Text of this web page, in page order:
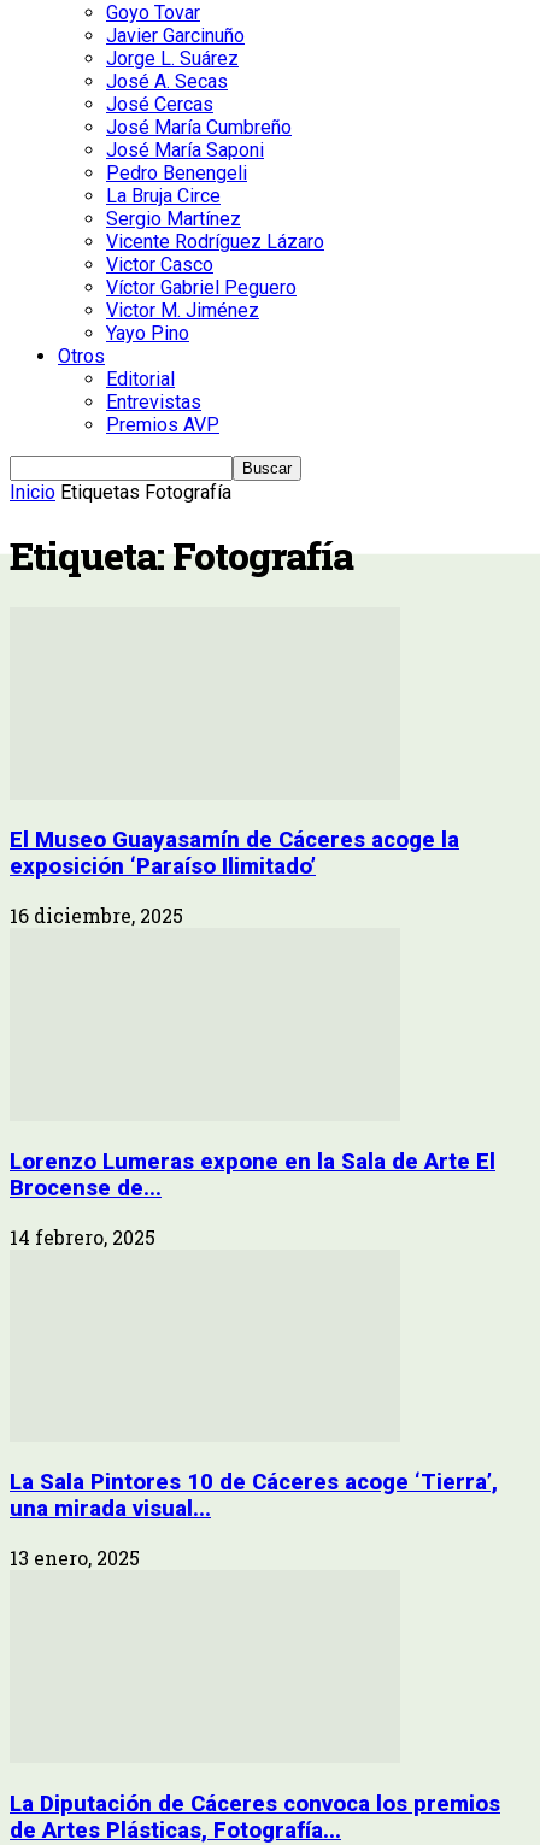
Goyo Tovar
Javier Garcinuño
Jorge L. Suárez
José A. Secas
José Cercas
José María Cumbreño
José María Saponi
Pedro Benengeli
La Bruja Circe
Sergio Martínez
Vicente Rodríguez Lázaro
Victor Casco
Víctor Gabriel Peguero
Victor M. Jiménez
Yayo Pino
Otros
Editorial
Entrevistas
Premios AVP
Inicio Etiquetas Fotografía
Etiqueta: Fotografía
El Museo Guayasamín de Cáceres acoge la
exposición ‘Paraíso Ilimitado’
16 diciembre, 2025
Lorenzo Lumeras expone en la Sala de Arte El
Brocense de...
14 febrero, 2025
La Sala Pintores 10 de Cáceres acoge ‘Tierra’,
una mirada visual...
13 enero, 2025
La Diputación de Cáceres convoca los premios
de Artes Plásticas, Fotografía...